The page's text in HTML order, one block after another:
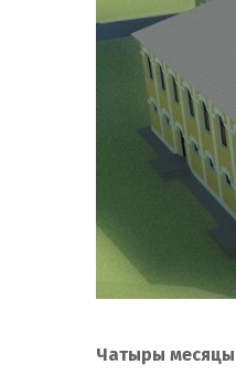
Чатыры месяцы